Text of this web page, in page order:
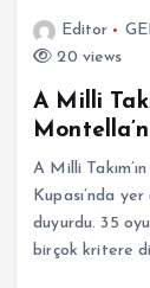
Editor
20 views
A Milli
A Milli
Kupası’nda
duyurdu. 35
birçok kritere